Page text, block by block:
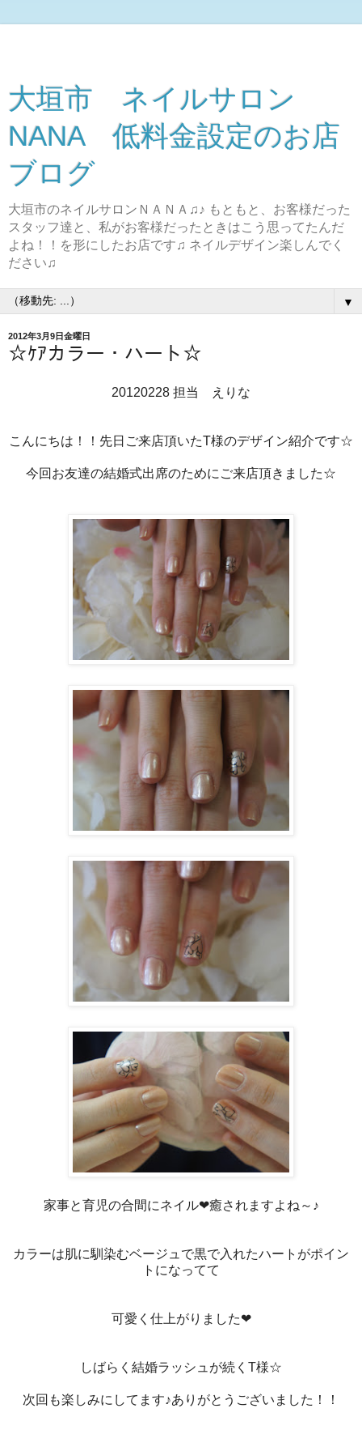
大垣市 ネイルサロン
NANA 低料金設定のお店
ブログ
大垣市のネイルサロンＮＡＮＡ♫♪ もともと、お客様だった
スタッフ達と、私がお客様だったときはこう思ってたんだ
よね！！を形にしたお店です♫ ネイルデザイン楽しんでく
ださい♫
▼
2012年3月9日金曜日
☆ｹｱカラー・ハート☆
20120228 担当 えりな
こんにちは！！先日ご来店頂いたT様のデザイン紹介です☆
今回お友達の結婚式出席のためにご来店頂きました☆
家事と育児の合間にネイル❤癒されますよね～♪
カラーは肌に馴染むベージュで黒で入れたハートがポイン
トになってて
可愛く仕上がりました❤
しばらく結婚ラッシュが続くT様☆
次回も楽しみにしてます♪ありがとうございました！！